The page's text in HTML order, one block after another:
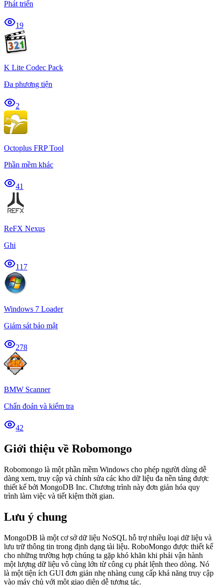
Phát triển
19
K Lite Codec Pack
Đa phương tiện
2
Octoplus FRP Tool
Phần mềm khác
41
ReFX Nexus
Ghi
117
Windows 7 Loader
Giám sát bảo mật
278
BMW Scanner
Chẩn đoán và kiểm tra
42
Giới thiệu về Robomongo
Robomongo là một phần mềm Windows cho phép người dùng dễ
dàng xem, truy cập và chỉnh sửa các kho dữ liệu đa nền tảng được
thiết kế bởi MongoDB Inc. Chương trình này đơn giản hóa quy
trình làm việc và tiết kiệm thời gian.
Lưu ý chung
MongoDB là một cơ sở dữ liệu NoSQL hỗ trợ nhiều loại dữ liệu và
lưu trữ thông tin trong định dạng tài liệu. RoboMongo được thiết kế
cho những trường hợp chúng ta gặp khó khăn khi phải vận hành
một lượng dữ liệu vô cùng lớn từ công cụ phát lệnh theo dòng. Nó
là một tiện ích GUI đơn giản nhẹ nhàng cung cấp khả năng truy cập
vào máy chủ với một giao diện dễ tương tác.